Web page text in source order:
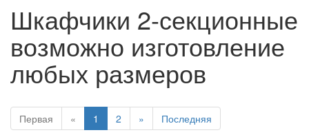
Шкафчики 2-секционные
возможно изготовление
любых размеров
Первая « 1 2 » Последняя